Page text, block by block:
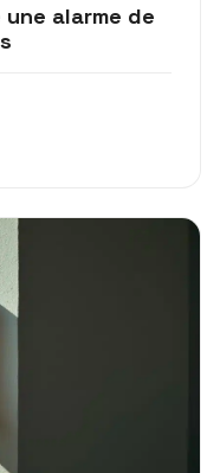
alarme de